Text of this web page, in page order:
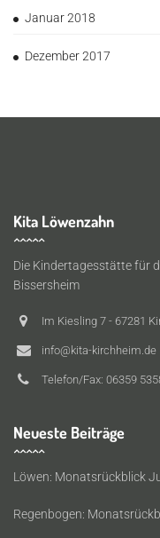
Januar 2018
Dezember 2017
Kita Löwenzahn
Die Kindertagesstätte für
Bissersheim
Im Kiesling 7 - 67281
info@kita-kirchheim.de
Telefon/Fax: 06359
Neueste Beiträge
Löwen: Monatsrückblick
Regenbogen: